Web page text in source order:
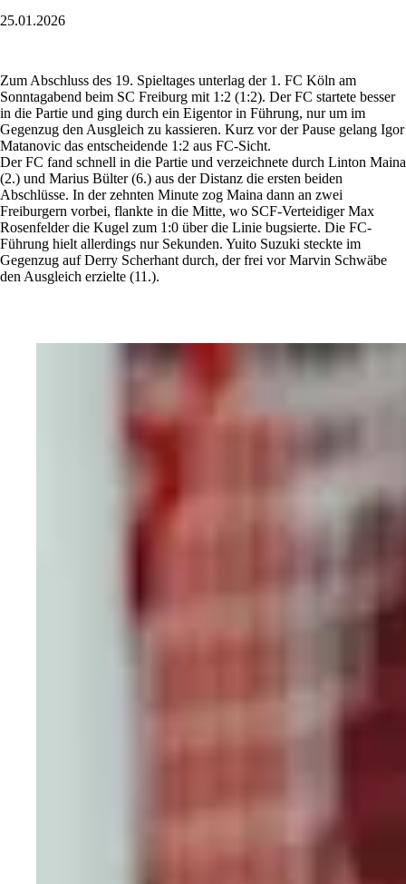
25.01.2026
Zum Abschluss des 19. Spieltages unterlag der 1. FC Köln am
Sonntagabend beim SC Freiburg mit 1:2 (1:2). Der FC startete besser
in die Partie und ging durch ein Eigentor in Führung, nur um im
Gegenzug den Ausgleich zu kassieren. Kurz vor der Pause gelang Igor
Matanovic das entscheidende 1:2 aus FC-Sicht.
Der FC fand schnell in die Partie und verzeichnete durch Linton Maina
(2.) und Marius Bülter (6.) aus der Distanz die ersten beiden
Abschlüsse. In der zehnten Minute zog Maina dann an zwei
Freiburgern vorbei, flankte in die Mitte, wo SCF-Verteidiger Max
Rosenfelder die Kugel zum 1:0 über die Linie bugsierte. Die FC-
Führung hielt allerdings nur Sekunden. Yuito Suzuki steckte im
Gegenzug auf Derry Scherhant durch, der frei vor Marvin Schwäbe
den Ausgleich erzielte (11.).